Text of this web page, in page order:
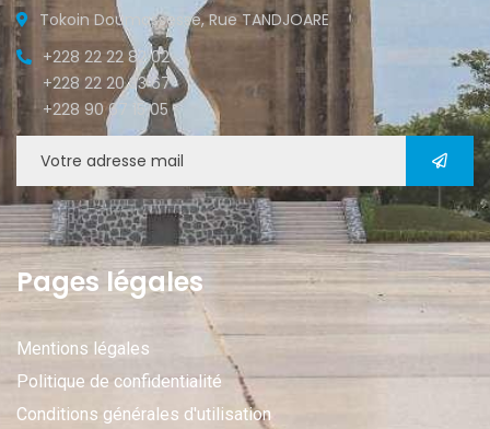
Tokoin Doumassesse, Rue TANDJOARE
+228 22 22 82 02
+228 22 20 33 67
+228 90 67 15 05
Pages légales
Mentions légales
Politique de confidentialité
Conditions générales d'utilisation